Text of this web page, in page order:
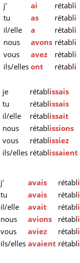
j'
ai rétabli
tu
as rétabli
il/elle
a rétabli
nous
avons rétabli
vous
avez rétabli
ils/ellesont rétabli
je
rétablissais
tu
rétablissais
il/elle
rétablissait
nous
rétablissions
vous
rétablissiez
ils/elles rétablissaient
j'
avais rétabli
tu
avais rétabli
il/elle
avait rétabli
nous
avions rétabli
vous
aviez rétabli
ils/elles avaient rétabli